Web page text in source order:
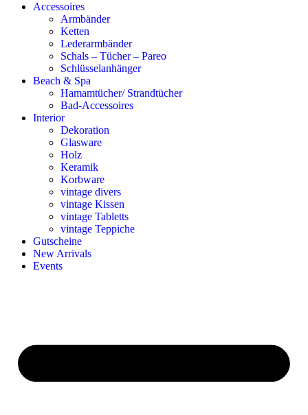
Accessoires
Armbänder
Ketten
Lederarmbänder
Schals – Tücher – Pareo
Schlüsselanhänger
Beach & Spa
Hamamtücher/ Strandtücher
Bad-Accessoires
Interior
Dekoration
Glasware
Holz
Keramik
Korbware
vintage divers
vintage Kissen
vintage Tabletts
vintage Teppiche
Gutscheine
New Arrivals
Events